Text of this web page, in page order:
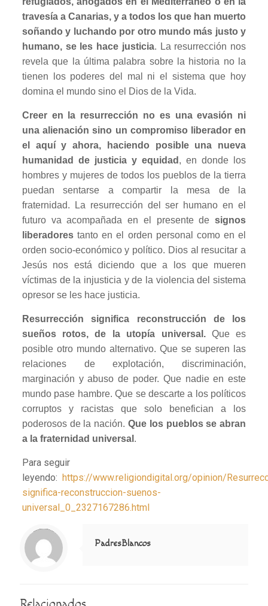
travesía a Canarias, y a todos los que han muerto
soñando y luchando por otro mundo más justo y
humano, se les hace justicia. La resurrección nos
revela que la última palabra sobre la historia no la
tienen los poderes del mal ni el sistema que hoy
domina el mundo sino el Dios de la Vida.
Creer en la resurrección no es una evasión ni
una alienación sino un compromiso liberador en
el aquí y ahora, haciendo posible una nueva
humanidad de justicia y equidad , en donde los
hombres y mujeres de todos los pueblos de la tierra
puedan sentarse a compartir la mesa de la
fraternidad. La resurrección del ser humano en el
futuro va acompañada en el presente designos
liberadorestanto en el orden personal como en el
orden socio-económico y político. Dios al resucitar a
Jesús nos está diciendo que a los que mueren
víctimas de la injusticia y de la violencia del sistema
opresor se les hace justicia.
Resurrección significa reconstrucción de los
sueños rotos, de la utopía universal.Que es
posible otro mundo alternativo. Que se superen las
relaciones de explotación, discriminación,
marginación y abuso de poder. Que nadie en este
mundo pase hambre. Que se descarte a los políticos
corruptos y racistas que solo benefician a los
poderosos de la nación. Que los pueblos se abran
a la fraternidad universal .
Para seguir
leyendo: https://www.religiondigital.org/opinion/
significa-reconstruccion-suenos-
universal_0_2327167286.html
Notice
: Trying to access array offset on value of type null in
/home/misioner/public_html/padresblancos/themes/betheme/includes/content-single.php
on line
286
PadresBlancos